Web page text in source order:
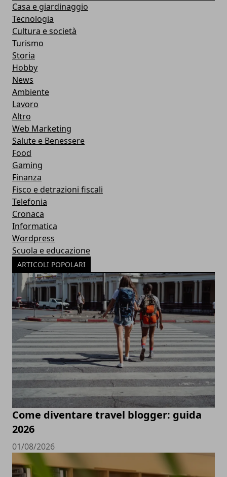
Casa e giardinaggio
Tecnologia
Cultura e società
Turismo
Storia
Hobby
News
Ambiente
Lavoro
Altro
Web Marketing
Salute e Benessere
Food
Gaming
Finanza
Fisco e detrazioni fiscali
Telefonia
Cronaca
Informatica
Wordpress
Scuola e educazione
ARTICOLI POPOLARI
Come diventare travel blogger: guida
2026
01/08/2026